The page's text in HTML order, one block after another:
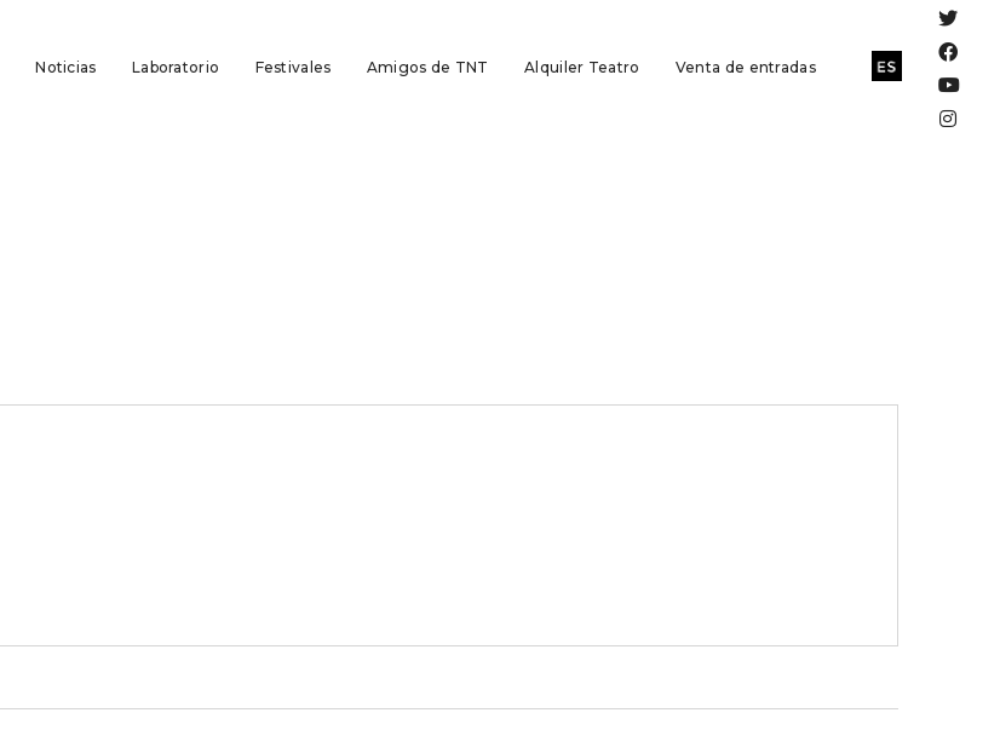
Noticias Laboratorio Festivales Amigos de TNT Alquiler Teatro Venta de entradas